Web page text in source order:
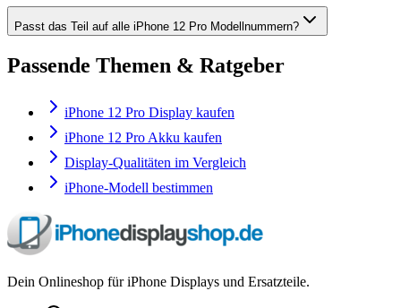
Passt das Teil auf alle iPhone 12 Pro Modellnummern?
Passende Themen & Ratgeber
iPhone 12 Pro Display kaufen
iPhone 12 Pro Akku kaufen
Display-Qualitäten im Vergleich
iPhone-Modell bestimmen
Dein Onlineshop für iPhone Displays und Ersatzteile.